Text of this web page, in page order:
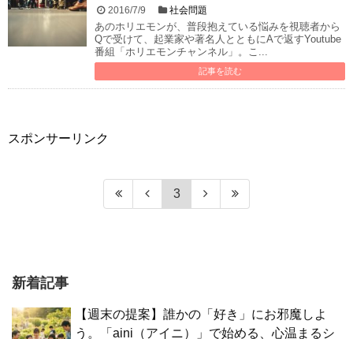
2016/7/9 社会問題
あのホリエモンが、普段抱えている悩みを視聴者から
Qで受けて、起業家や著名人とともにAで返すYoutube
番組「ホリエモンチャンネル」。こ...
記事を読む
スポンサーリンク
3
新着記事
【週末の提案】誰かの「好き」にお邪魔しよ
う。「aini（アイニ）」で始める、心温まるシ